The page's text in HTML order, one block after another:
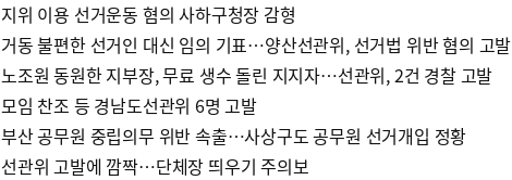
지위 이용 선거운동 혐의 사하구청장 감형
거동 불편한 선거인 대신 임의 기표…양산선관위, 선거법 위반 혐의 고발
노조원 동원한 지부장, 무료 생수 돌린 지지자…선관위, 2건 경찰 고발
모임 찬조 등 경남도선관위 6명 고발
부산 공무원 중립의무 위반 속출…사상구도 공무원 선거개입 정황
선관위 고발에 깜짝…단체장 띄우기 주의보